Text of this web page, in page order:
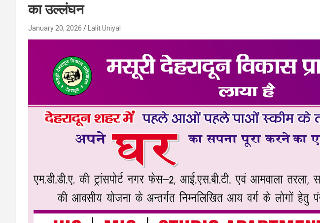
का उल्लंघन
January 20, 2026 Lalit Uniyal